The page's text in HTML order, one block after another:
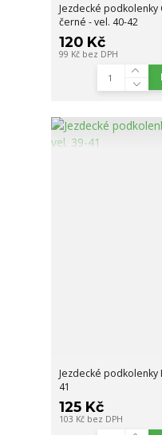
Jezdecké
černé - vel. 40-42
120 Kč
99 Kč bez DPH
Jezdecké podkolenky
41
125 Kč
103 Kč bez DPH